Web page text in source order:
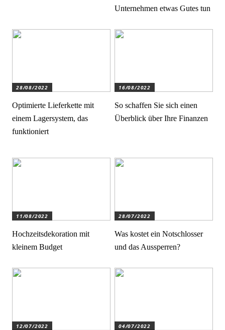
Unternehmen etwas Gutes tun
28/08/2022
Optimierte Lieferkette mit
einem Lagersystem, das
funktioniert
16/08/2022
So schaffen Sie sich einen
Überblick über Ihre Finanzen
11/08/2022
Hochzeitsdekoration mit
kleinem Budget
28/07/2022
Was kostet ein Notschlosser
und das Aussperren?
12/07/2022 04/07/2022